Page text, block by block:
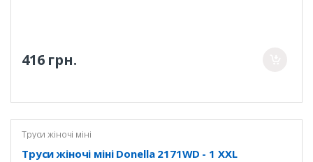
416 грн.
Труси жіночі міні
Труси жіночі міні Donella 2171WD - 1 XXL